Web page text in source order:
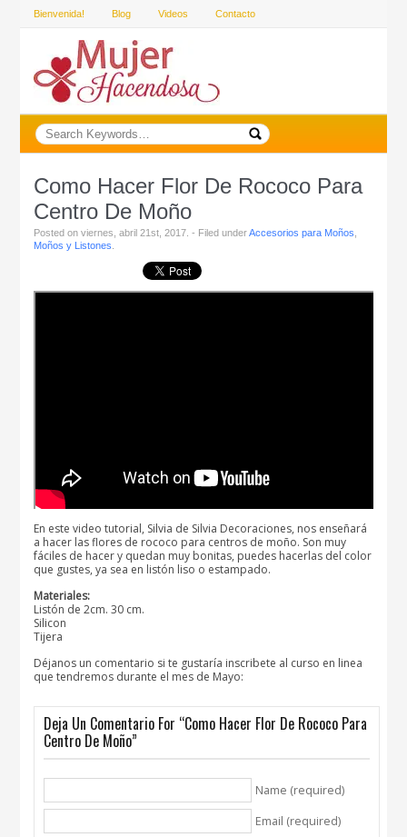
Bienvenida! Blog Videos Contacto
Como Hacer Flor De Rococo Para
Centro De Moño
Posted on viernes, abril 21st, 2017. - Filed underAccesorios para Moños
Moños y Listones
En este video tutorial, Silvia de Silvia Decoraciones, nos enseñará
a hacer las flores de rococo para centros de moño. Son muy
fáciles de hacer y quedan muy bonitas, puedes hacerlas del color
que gustes, ya sea en listón liso o estampado.
Materiales:
Listón de 2cm. 30 cm.
Silicon
Tijera
Déjanos un comentario si te gustaría inscribete al curso en linea
que tendremos durante el mes de Mayo:
Deja Un Comentario For “Como Hacer Flor De Rococo Para
Centro De Moño”
Name (required)
Email (required)